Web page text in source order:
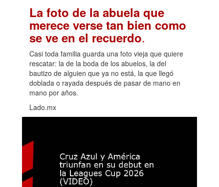
La foto de la abuela que
merece verse tan bien como
se ve en el recuerdo.
Casi toda familia guarda una foto vieja que quiere
rescatar: la de la boda de los abuelos, la del
bautizo de alguien que ya no está, la que llegó
doblada o rayada después de pasar de mano en
mano por años.
Lado.mx